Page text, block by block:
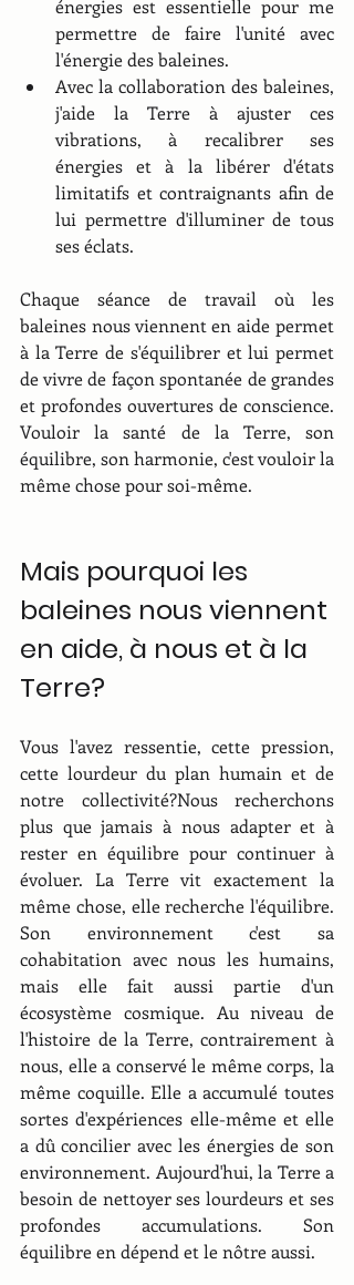
énergies est essentielle pour me
permettre de faire l'unité avec
l'énergie des baleines.
Avec la collaboration des baleines,
j'aide la Terre à ajuster ces
vibrations, à recalibrer ses
énergies et à la libérer d'états
limitatifs et contraignants afin de
lui permettre d'illuminer de tous
ses éclats.
Chaque séance de travail où les
baleines nous viennent en aide permet
à la Terre de s'équilibrer et lui permet
de vivre de façon spontanée de grandes
et profondes ouvertures de conscience.
Vouloir la santé de la Terre, son
équilibre, son harmonie, c'est vouloir la
même chose pour soi-même.
Mais pourquoi les
baleines nous viennent
en aide, à nous et à la
Terre?
Vous l'avez ressentie, cette pression,
cette lourdeur du plan humain et de
notre collectivité?Nous recherchons
plus que jamais à nous adapter et à
rester en équilibre pour continuer à
évoluer. La Terre vit exactement la
même chose, elle recherche l'équilibre.
Son environnement c'est sa
cohabitation avec nous les humains,
mais elle fait aussi partie d'un
écosystème cosmique. Au niveau de
l'histoire de la Terre, contrairement à
nous, elle a conservé le même corps, la
même coquille. Elle a accumulé toutes
sortes d'expériences elle-même et elle
a dû concilier avec les énergies de son
environnement. Aujourd'hui, la Terre a
besoin de nettoyer ses lourdeurs et ses
profondes accumulations. Son
équilibre en dépend et le nôtre aussi.